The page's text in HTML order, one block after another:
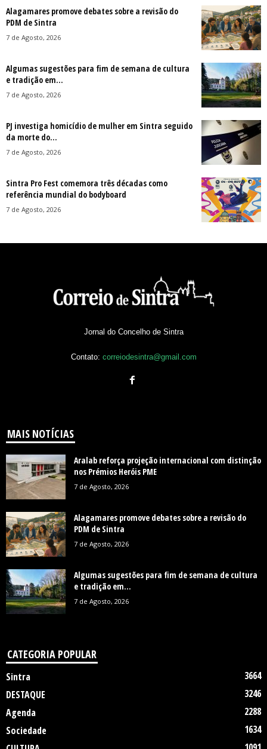
Alagamares promove debates sobre a revisão do
PDM de Sintra
7 de Agosto, 2026
Algumas sugestões para fim de semana de cultura
e tradição em...
7 de Agosto, 2026
PJ investiga homicídio de mulher em Sintra seguido
da morte do...
7 de Agosto, 2026
Sintra Pro Fest comemora três décadas como
referência mundial do bodyboard
7 de Agosto, 2026
Jornal do Concelho de Sintra
Contato: correiodesintra@gmail.com
MAIS NOTÍCIAS
Aralab reforça projeção internacional com distinção
nos Prémios Heróis PME
7 de Agosto, 2026
Alagamares promove debates sobre a revisão do
PDM de Sintra
7 de Agosto, 2026
Algumas sugestões para fim de semana de cultura
e tradição em...
7 de Agosto, 2026
CATEGORIA POPULAR
Sintra
3664
DESTAQUE
3246
Agenda
2288
Sociedade
1634